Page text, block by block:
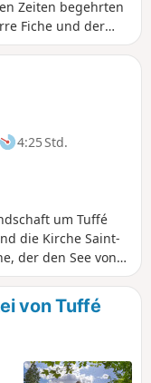
Zeiten begehrten
Fiche und der
Jungsteinzeit (um
um die einzigen
vielen
umfassen.
4:25 Std.
um Tuffé
die Kirche Saint-
der den See von
Diese Tour
recht nass sind.
von Tuffé